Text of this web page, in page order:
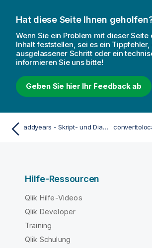
Hat diese Seite Ihnen
Wenn Sie ein Problem mit dieser Seite
Inhalt feststellen, sei es ein Tippfehler,
ausgelassener Schritt oder ein
informieren Sie uns bitte!
Geben Sie hier Ihr Feedback ab
addyears - Skript- und Diagrammfunktion
Hilfe-Ressourcen
Qlik Hilfe-Videos
Qlik Developer
Training
Qlik Schulung